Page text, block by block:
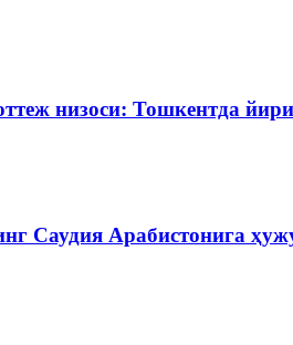
низоси: Тошкентда
Саудия Арабистонига